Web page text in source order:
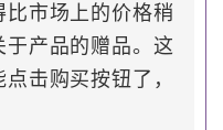
市场上的价格稍
产品的赠品。这
击购买按钮了，